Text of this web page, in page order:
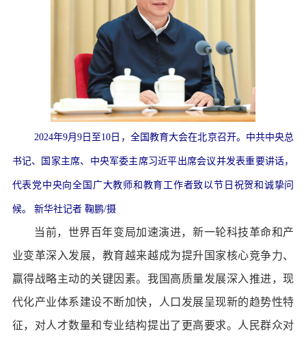
2024年9月9日至10日，全国教育大会在北京召开。中共中央总
书记、国家主席、中央军委主席习近平出席会议并发表重要讲话，
代表党中央向全国广大教师和教育工作者致以节日祝贺和诚挚问
候。 新华社记者 鞠鹏/摄
当前，世界百年变局加速演进，新一轮科技革命和产
业变革深入发展，教育越来越成为提升国家核心竞争力、
赢得战略主动的关键因素。我国高质量发展深入推进，现
代化产业体系建设不断加快，人口发展呈现新的趋势性特
征，对人才数量和专业结构提出了更高要求。人民群众对